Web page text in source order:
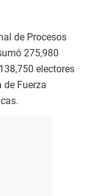
de Procesos
275,980
electores
de Fuerza